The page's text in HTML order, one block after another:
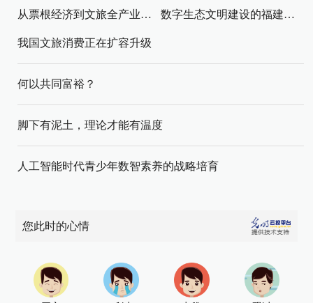
从票根经济到文旅全产业链升级 数字生态文明建设的福建路径与启示
我国文旅消费正在扩容升级
何以共同富裕？
脚下有泥土，理论才能有温度
人工智能时代青少年数智素养的战略培育
您此时的心情